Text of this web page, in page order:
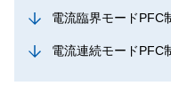
電流臨界モードPFC
電流連続モードPFC